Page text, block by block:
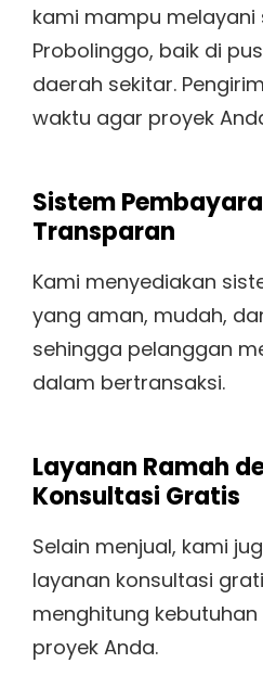
kami mampu melayani
Probolinggo, baik di
daerah sekitar.
waktu agar proyek
Sistem
Transparan
Kami menyediakan
yang aman, mudah,
sehingga pelanggan
dalam bertransaksi.
Layanan Ramah
Konsultasi Gratis
Selain menjual, kami
layanan konsultasi
menghitung
proyek Anda.